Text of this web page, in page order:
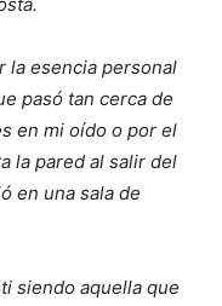
la esencia personal
pasó tan cerca de
en mi oído o por el
la pared al salir del
en una sala de
siendo aquella que